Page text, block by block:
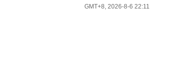
GMT+8, 2026-8-6 22:11